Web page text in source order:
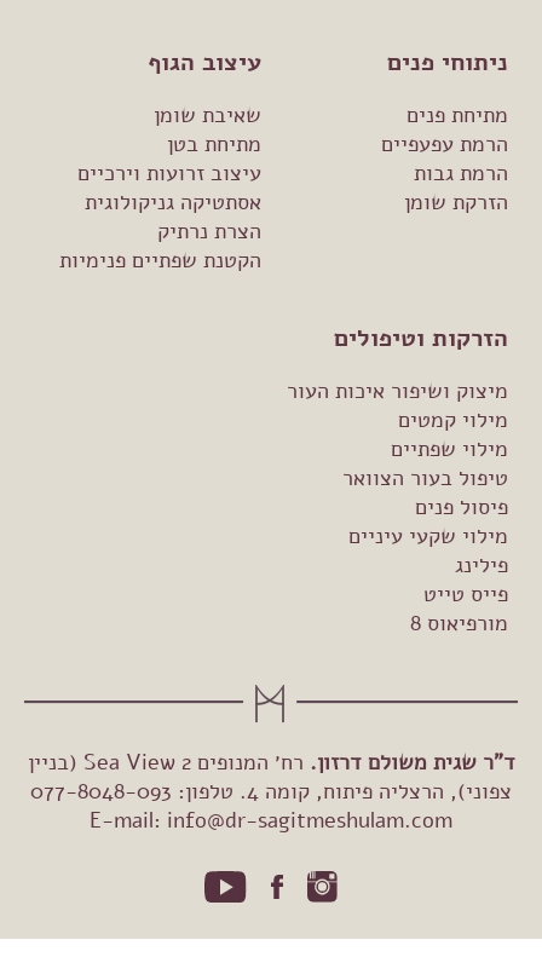
ניתוחי פנים
מתיחת פנים
הרמת עפעפיים
הרמת גבות
הזרקת שומן
עיצוב הגוף
שאיבת שומן
מתיחת בטן
עיצוב זרועות וירכיים
אסתטיקה גניקולוגית
הצרת נרתיק
הקטנת שפתיים פנימיות
הזרקות וטיפולים
מיצוק ושיפור איכות העור
מילוי קמטים
מילוי שפתיים
טיפול בעור הצוואר
פיסול פנים
מילוי שקעי עיניים
פילינג
פייס טייט
מורפיאוס 8
ד"ר שגית משולם דרזון.
רח׳ המנופים 2 Sea View (בניין
צפוני), הרצליה פיתוח, קומה 4. טלפון: 077-8048-093
E-mail: info@dr-sagitmeshulam.com